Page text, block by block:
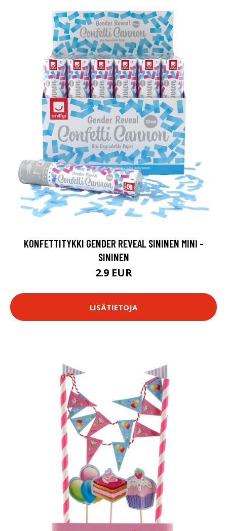
KONFETTITYKKI GENDER REVEAL SININEN MINI -
SININEN
2.9 EUR
LISÄTIETOJA